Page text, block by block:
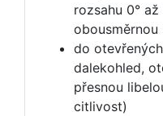
rozsahu 0°
obousměrnou
do
dalekohled,
přesnou
citlivost)